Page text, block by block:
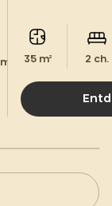
35 m² 2 ch.